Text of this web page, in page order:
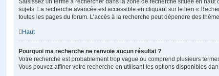
Saisissez un terme à rechercher dans la zone de recherche située en haut
sujets. La recherche avancée est accessible en cliquant sur le lien «
toutes les pages du forum. L’accès à la recherche peut dépendre des
Haut
Pourquoi ma recherche ne renvoie aucun résultat ?
Votre recherche est probablement trop vague ou comprend plusieurs
Vous pouvez affiner votre recherche en utilisant les options disponibles